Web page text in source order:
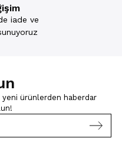
iade ve
yeni ürünlerden haberdar